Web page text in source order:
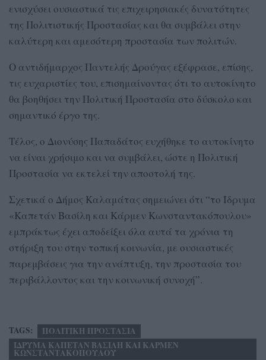
ενισχύσει ουσιαστικά τις επιχειρησιακές δυνατότητες
της Πολιτιστικής Προστασίας και θα συμβάλει στην
καλύτερη και αμεσότερη προστασία των πολιτών.
Ο αντιδήμαρχος Παντελής Δρούγας εξέφρασε, επίσης,
τις ευχαριστίες του, επισημαίνοντας ότι το αυτοκίνητο
θα βοηθήσει την Πολιτική Προστασία στο δύσκολο και
σημαντικό έργο της.
Τέλος, ο Διονύσης Παπαδάτος ευχήθηκε το αυτοκίνητο
να είναι χρήσιμο και να συμβάλει, ώστε η Πολιτική
Προστασία να εκτελεί την αποστολή της.
Σχετικά ο Δήμος Καλαμάτας σημειώνει ότι “το Ίδρυμα
«Καπετάν Βασίλη και Κάρμεν Κωνσταντακόπουλου»
εμπράκτως έχει αποδείξει όλα αυτά τα χρόνια τη
στήριξη του στην τοπική κοινωνία, με ουσιαστικές
παρεμβάσεις για την ανάπτυξη, την προστασία του
περιβάλλοντος και την κοινωνική συνοχή”.
TAGS:
ΠΟΛΙΤΙΚΗ ΠΡΟΣΤΑΣΙΑ
ΙΔΡΥΜΑ ΚΑΠΕΤΑΝ ΒΑΣΙΛΗ ΚΑΙ ΚΑΡΜΕΝ
ΚΩΝΣΤΑΝΤΑΚΟΠΟΥΛΟΥ